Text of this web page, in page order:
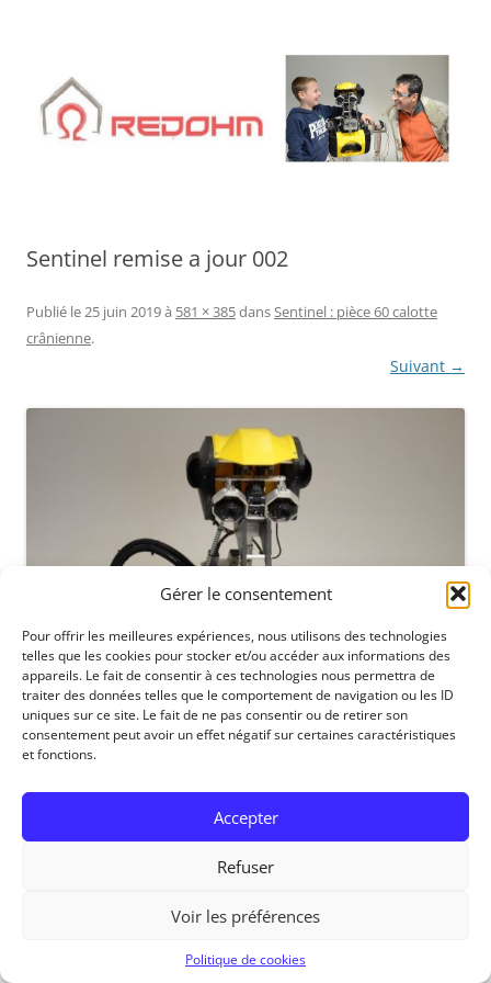
Gérer le consentement
Pour offrir les meilleures expériences, nous utilisons des technologies
telles que les cookies pour stocker et/ou accéder aux informations des
appareils. Le fait de consentir à ces technologies nous permettra de
traiter des données telles que le comportement de navigation ou les ID
uniques sur ce site. Le fait de ne pas consentir ou de retirer son
consentement peut avoir un effet négatif sur certaines caractéristiques
et fonctions.
Accepter
Refuser
Voir les préférences
Politique de cookies
Sentinel remise a jour 002
Publié le 25 juin 2019à 581 × 385dans Sentinel : pièce 60 calotte
crânienne.
Suivant →
RedOhm, 2014